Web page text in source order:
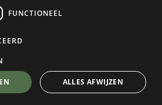
over dit product via WhatsApp
FUNCTIONEEL
ALLES AFWIJZEN